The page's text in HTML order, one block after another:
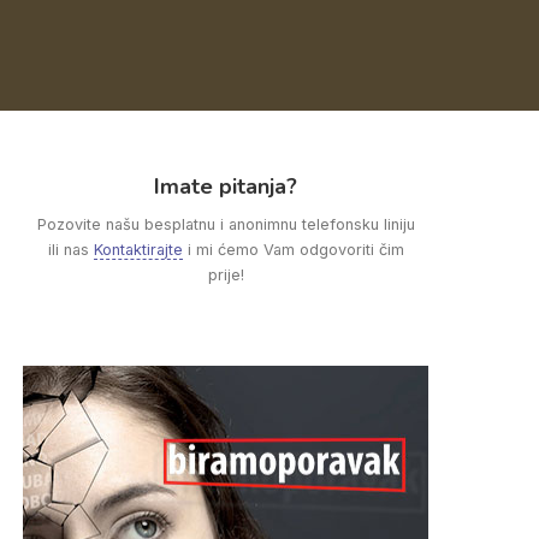
Imate pitanja?
Pozovite našu besplatnu i anonimnu telefonsku liniju
ili nas Kontaktirajte i mi ćemo Vam odgovoriti čim
prije!